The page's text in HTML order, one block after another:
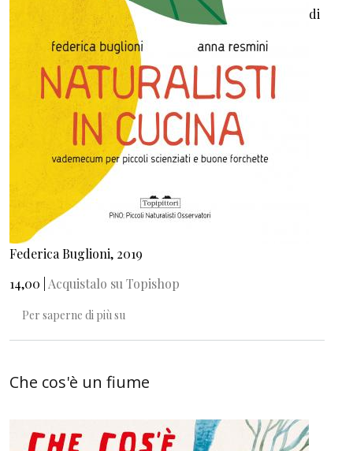
di
Federica Buglioni, 2019
14,00 | Acquistalo su Topishop
Per saperne di più su
Che cos'è un fiume